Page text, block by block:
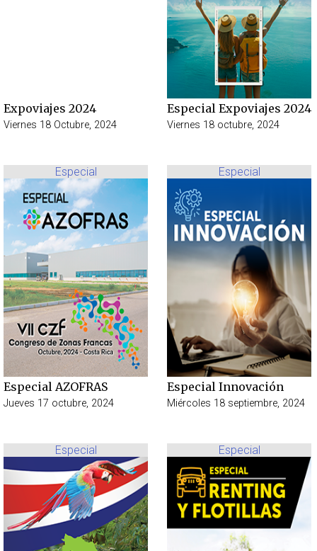
Expoviajes 2024
Viernes 18 Octubre, 2024
Especial Expoviajes 2024
Viernes 18 octubre, 2024
Especial
Especial AZOFRAS
Jueves 17 octubre, 2024
Especial
Especial Innovación
Miércoles 18 septiembre, 2024
Especial Especial